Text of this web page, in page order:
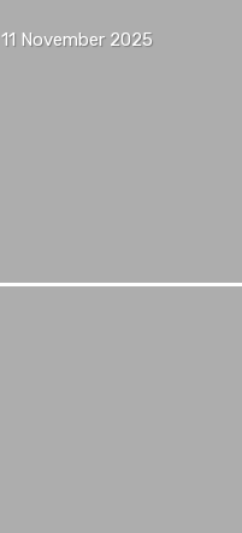
11 November 2025